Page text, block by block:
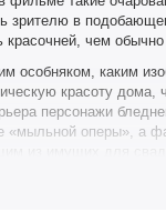
похожих на меня
- так что не
их
в прокате»
в ней «свой
то
зрителю в
чем
особняком, каким
красоту
персонажи
оперы», а